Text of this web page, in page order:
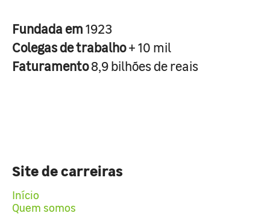
Fundada em1923
Colegas de trabalho+ 10 mil
Faturamento8,9 bilhões de reais
Site de carreiras
Início
Quem somos